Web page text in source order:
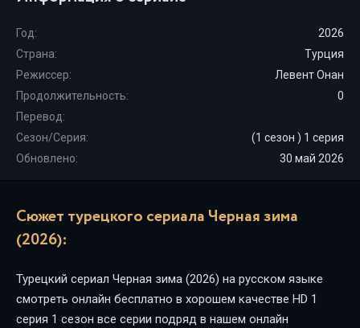
Год:
2026
Страна:
Турция
Режиссер:
Левент Онан
Продолжительность:
0
Перевод:
Сезон/Серия:
(1 сезон ) 1 серия
Обновлено:
30 май 2026
Сюжет турецкого сериала Черная зима
(2026):
Турецкий сериал Черная зима (2026) на русском языке
смотреть онлайн бесплатно в хорошем качестве HD 1
серия 1 сезон все серии подряд в нашем онлайн